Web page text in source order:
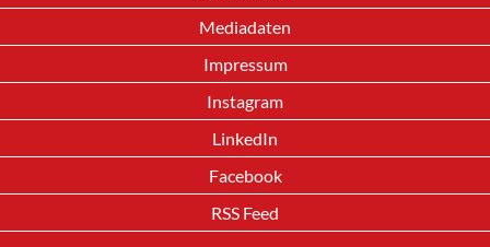
Mediadaten
Impressum
Instagram
LinkedIn
Facebook
RSS Feed